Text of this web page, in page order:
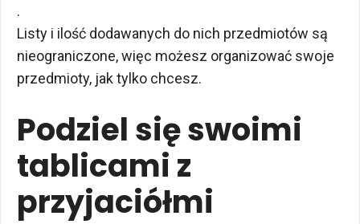
.
Listy i ilość dodawanych do nich przedmiotów są
nieograniczone, więc możesz organizować swoje
przedmioty, jak tylko chcesz.
Podziel się swoimi
tablicami z
przyjaciółmi